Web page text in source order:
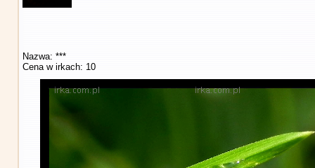
Nazwa: ***
Cena w irkach: 10